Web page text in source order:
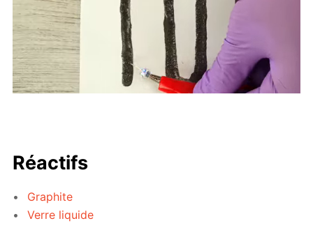
Réactifs
Graphite
Verre liquide